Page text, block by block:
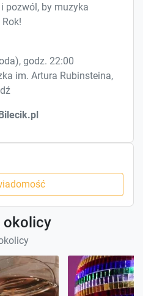
pozwól, by muzyka
godz. 22:00
im. Artura Rubinsteina,
okolicy